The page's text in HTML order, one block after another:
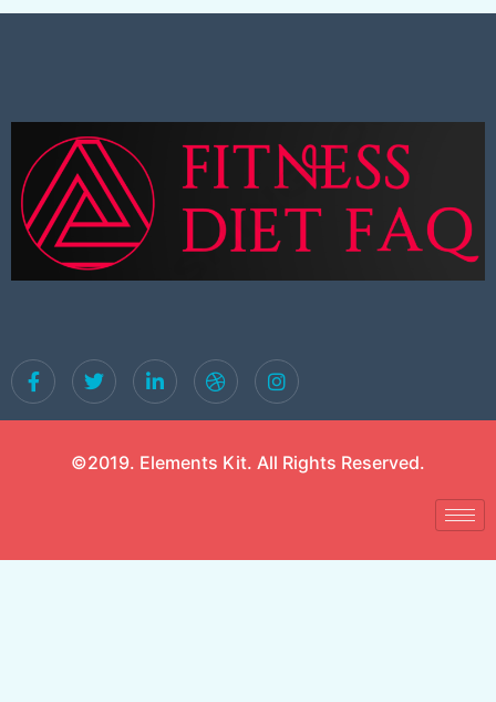
©2019. Elements Kit. All Rights Reserved.